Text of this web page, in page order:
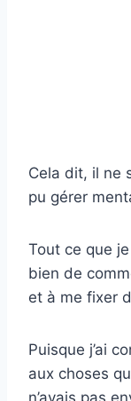
Cela dit, il ne
pu gérer
Tout ce que
bien de
et à me fixer
Puisque j’ai
aux choses
n’avais pas